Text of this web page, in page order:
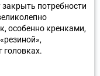
потребности
особенно кренками,
головках.